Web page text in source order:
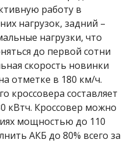
работу в
нагрузок, задний –
нагрузки, что
до первой сотни
скорость новинки
отметке в 180 км/ч.
кроссовера составляет
кВтч. Кроссовер можно
мощностью до 110
АКБ до 80% всего за